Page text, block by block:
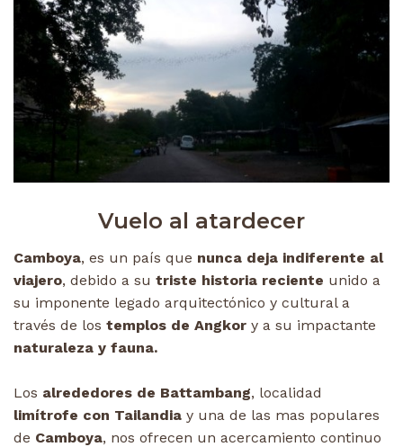
Vuelo al atardecer
Camboya, es un país que nunca deja indiferente al
viajero, debido a su triste historia reciente unido a
su imponente legado arquitectónico y cultural a
través de los templos de Angkor y a su impactante
naturaleza y fauna.
Los alrededores de Battambang, localidad
limítrofe con Tailandia y una de las mas populares
de Camboya, nos ofrecen un acercamiento continuo